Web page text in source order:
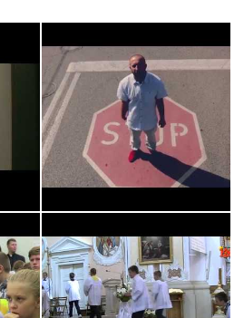
STOP! Czy to co robisz
naprawdę ma…